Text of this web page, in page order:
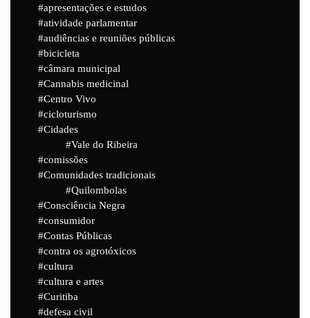
apresentações e estudos
atividade parlamentar
audiências e reuniões públicas
bicicleta
câmara municipal
Cannabis medicinal
Centro Vivo
cicloturismo
Cidades
Vale do Ribeira
comissões
Comunidades tradicionais
Quilombolas
Consciência Negra
consumidor
Contas Públicas
contra os agrotóxicos
cultura
cultura e artes
Curitiba
defesa civil